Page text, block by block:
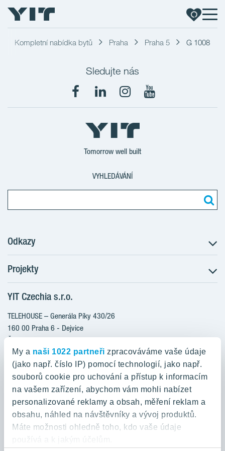
My a naši 1022 partneři zpracováváme vaše údaje
(jako např. číslo IP) pomocí technologií, jako např.
souborů cookie pro uchování a přístup k informacím
na vašem zařízení, abychom vám mohli nabízet
personalizované reklamy a obsah, měření reklam a
obsahu, náhled na návštěvníky a vývoj produktů.
Máte možnosti ohledně toho, kdo vaše údaje
Kompletní nabídka bytů Praha Praha 5 G 1008
Sledujte nás
Tomorrow well built
VYHLEDÁVÁNÍ
Odkazy
Postup koupě
Klientské změny
Aktuality
Blog
Kariéra
O nás
YIT PLUS
Projekty
RANTA Barrandov III
RANTA Barrandov IV
TOIVO Roztyly II
KALEVALA
VIRTA Kladno
KATTILA Kamýk
ROSALA
YIT Czechia s.r.o.
TELEHOUSE – Generála Píky 430/26
160 00 Praha 6 - Dejvice
Česká republika
800 200 666
domov@yit.cz
Telefon na centrální recepci:
+420 224 318 261